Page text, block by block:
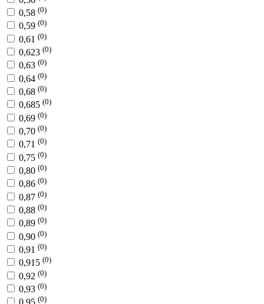
0,58 (0)
0,59 (0)
0,61 (0)
0,623 (0)
0,63 (0)
0,64 (0)
0,68 (0)
0,685 (0)
0,69 (0)
0,70 (0)
0,71 (0)
0,75 (0)
0,80 (0)
0,86 (0)
0,87 (0)
0,88 (0)
0,89 (0)
0,90 (0)
0,91 (0)
0,915 (0)
0,92 (0)
0,93 (0)
(0)